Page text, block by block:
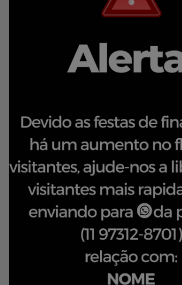
Localização
Contato
Baixe o App